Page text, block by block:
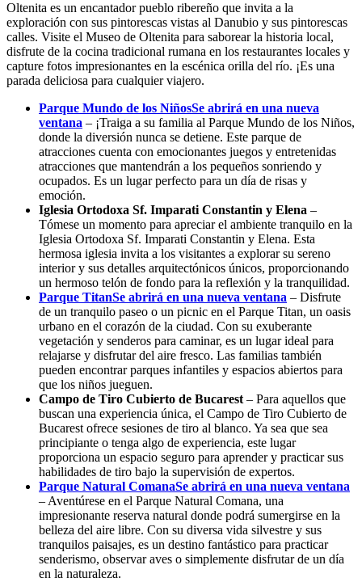
Oltenita es un encantador pueblo ribereño que invita a la
exploración con sus pintorescas vistas al Danubio y sus pintorescas
calles. Visite el Museo de Oltenita para saborear la historia local,
disfrute de la cocina tradicional rumana en los restaurantes locales y
capture fotos impresionantes en la escénica orilla del río. ¡Es una
parada deliciosa para cualquier viajero.
Parque Mundo de los NiñosSe abrirá en una nueva
ventana – ¡Traiga a su familia al Parque Mundo de los Niños,
donde la diversión nunca se detiene. Este parque de
atracciones cuenta con emocionantes juegos y entretenidas
atracciones que mantendrán a los pequeños sonriendo y
ocupados. Es un lugar perfecto para un día de risas y
emoción.
Iglesia Ortodoxa Sf. Imparati Constantin y Elena –
Tómese un momento para apreciar el ambiente tranquilo en la
Iglesia Ortodoxa Sf. Imparati Constantin y Elena. Esta
hermosa iglesia invita a los visitantes a explorar su sereno
interior y sus detalles arquitectónicos únicos, proporcionando
un hermoso telón de fondo para la reflexión y la tranquilidad.
Parque TitanSe abrirá en una nueva ventana – Disfrute
de un tranquilo paseo o un picnic en el Parque Titan, un oasis
urbano en el corazón de la ciudad. Con su exuberante
vegetación y senderos para caminar, es un lugar ideal para
relajarse y disfrutar del aire fresco. Las familias también
pueden encontrar parques infantiles y espacios abiertos para
que los niños jueguen.
Campo de Tiro Cubierto de Bucarest – Para aquellos que
buscan una experiencia única, el Campo de Tiro Cubierto de
Bucarest ofrece sesiones de tiro al blanco. Ya sea que sea
principiante o tenga algo de experiencia, este lugar
proporciona un espacio seguro para aprender y practicar sus
habilidades de tiro bajo la supervisión de expertos.
Parque Natural ComanaSe abrirá en una nueva ventana
– Aventúrese en el Parque Natural Comana, una
impresionante reserva natural donde podrá sumergirse en la
belleza del aire libre. Con su diversa vida silvestre y sus
tranquilos paisajes, es un destino fantástico para practicar
senderismo, observar aves o simplemente disfrutar de un día
en la naturaleza.